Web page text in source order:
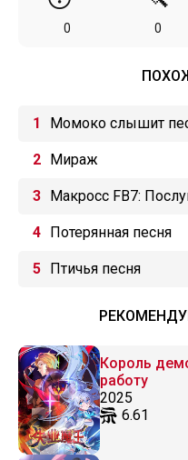
0 0
Момоко слышит
Мираж
Макросс FB7:
Потерянная песня
Птичья песня
Король
работу
2025
6.61